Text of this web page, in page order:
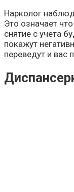
Нарколог
Это означает
снятие с учета
покажут
переведут и вас